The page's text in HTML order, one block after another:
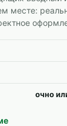
месте:
очно